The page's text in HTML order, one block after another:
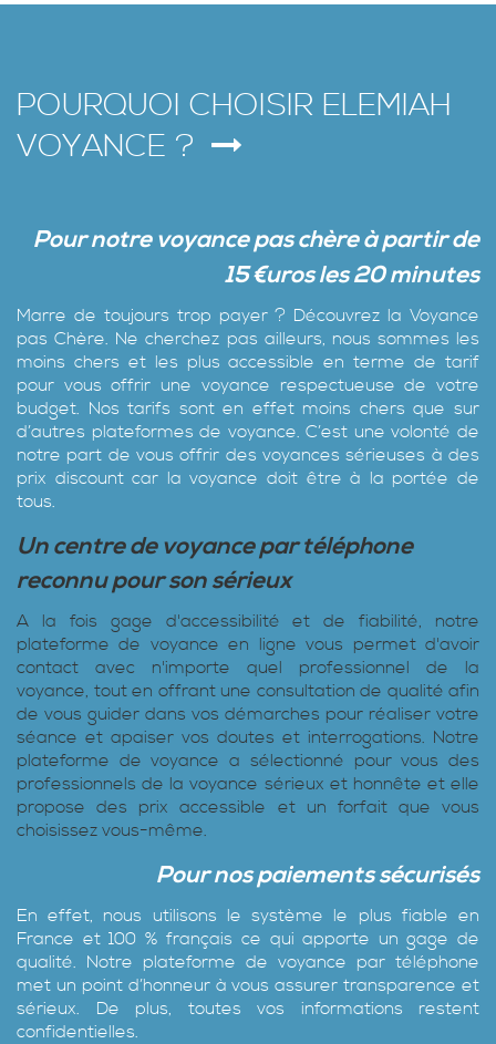
POURQUOI CHOISIR ELEMIAH
VOYANCE ?
Pour notre voyancepaschère à partir de
15 €uros les 20 minutes
Marre de toujours trop payer ? Découvrez la Voyance
pas Chère‎. Ne cherchez pas ailleurs, nous sommes les
moins chers et les plus accessible en terme de tarif
pour vous offrir une voyance respectueuse de votre
budget. Nos tarifs sont en effet moins chers que sur
d’autres plateformes de voyance. C’est une volonté de
notre part de vous offrir des voyances sérieuses à des
prix discount car la voyance doit être à la portée de
tous.
Un centre de voyance par téléphone
reconnu pour son sérieux
A la fois gage d'accessibilité et de fiabilité, notre
plateforme de voyance en ligne vous permet d'avoir
contact avec n'importe quel professionnel de la
voyance, tout en offrant une consultation de qualité afin
de vous guider dans vos démarches pour réaliser votre
séance et apaiser vos doutes et interrogations. Notre
plateforme de voyance a sélectionné pour vous des
professionnels de la voyance sérieux et honnête et elle
propose des prix accessible et un forfait que vous
choisissez vous-même.
Pour nos paiements sécurisés
En effet, nous utilisons le système le plus fiable en
France et 100 % français ce qui apporte un gage de
qualité. Notre plateforme de voyance par téléphone
met un point d’honneur à vous assurer transparence et
sérieux. De plus, toutes vos informations restent
confidentielles.